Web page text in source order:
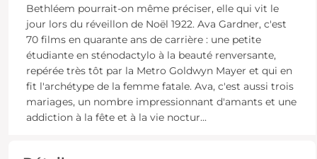
Bethléem pourrait-on même préciser, elle qui vit le
jour lors du réveillon de Noël 1922. Ava Gardner, c'est
70 films en quarante ans de carrière : une petite
étudiante en sténodactylo à la beauté renversante,
repérée très tôt par la Metro Goldwyn Mayer et qui en
fit l'archétype de la femme fatale. Ava, c'est aussi trois
mariages, un nombre impressionnant d'amants et une
addiction à la fête et à la vie noctur...